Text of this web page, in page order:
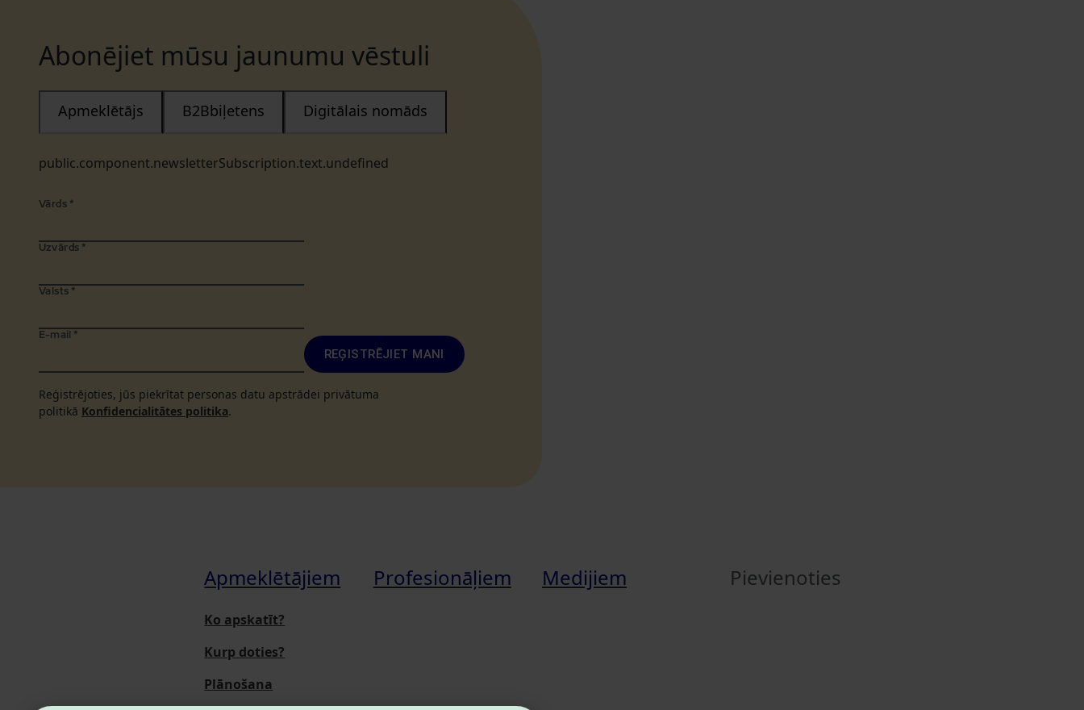
Abonējiet mūsu jaunumu vēstuli
public.component.newsletterSubscription.text.undefined
Apmeklētājs B2Bbiļetens Digitālais nomāds
Vārds *
Uzvārds *
Valsts *
E-mail *
REĢISTRĒJIET MANI
Reģistrējoties, jūs piekrītat personas datu apstrādei privātuma
politikā Konfidencialitātes politika.
Apmeklētājiem
Ko apskatīt?
Kurp doties?
Plānošana
Profesionāļiem Medijiem Pievienoties